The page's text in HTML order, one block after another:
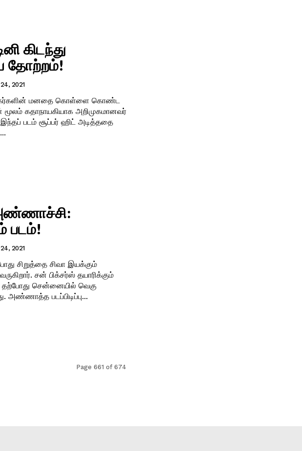
கிடந்து
தோற்றம்!
2021
மனதை கொள்ளை கொண்ட
மூலம் கதாநாயகியாக அறிமுகமானவர்
படம்!
2021
சிறுத்தை சிவா இயக்கும்
சன் பிக்சர்ஸ் தயாரிக்கும்
தற்போது சென்னையில் வெகு
வேகமாக நடைபெற்று வருகிறது. அண்ணாத்த படப்பிடிப்பு...
Page 661 of 674